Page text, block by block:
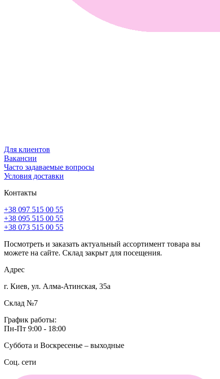
Для клиентов
Вакансии
Часто задаваемые вопросы
Условия доставки
Контакты
+38 097 515 00 55
+38 095 515 00 55
+38 073 515 00 55
Посмотреть и заказать актуальный ассортимент товара вы
можете на сайте. Склад закрыт для посещения.
Адрес
г. Киев, ул. Алма-Атинская, 35а
Склад №7
График работы:
Пн-Пт 9:00 - 18:00
Суббота и Воскресенье – выходные
Соц. сети